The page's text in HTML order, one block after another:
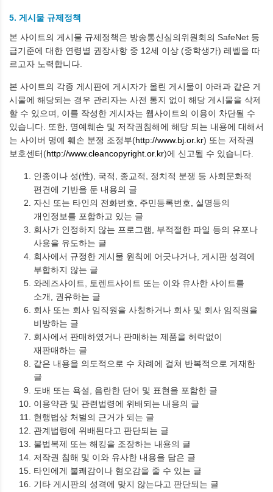
5. 게시물 규제정책
본 사이트의 게시물 규제정책은 방송통신심의위원회의 SafeNet 등
급기준에 대한 연령별 권장사항 중 12세 이상 (중학생가) 레벨을 따
르고자 노력합니다.
본 사이트의 각종 게시판에 게시자가 올린 게시물이 아래과 같은 게
시물에 해당되는 경우 관리자는 사전 통지 없이 해당 게시물을 삭제
할 수 있으며, 이를 작성한 게시자는 웹사이트의 이용이 차단될 수
있습니다. 또한, 명예훼손 및 저작권침해에 해당 되는 내용에 대해서
는 사이버 명예 훼손 분쟁 조정부(http://www.bj.or.kr) 또는 저작권
보호센터(http://www.cleancopyright.or.kr)에 신고될 수 있습니다.
인종이나 성(性), 국적, 종교적, 정치적 분쟁 등 사회문화적
편견에 기반을 둔 내용의 글
자신 또는 타인의 전화번호, 주민등록번호, 실명등의
개인정보를 포함하고 있는 글
회사가 인정하지 않는 프로그램, 부적절한 파일 등의 유포나
사용을 유도하는 글
회사에서 규정한 게시물 원칙에 어긋나거나, 게시판 성격에
부합하지 않는 글
와레즈사이트, 토렌트사이트 또는 이와 유사한 사이트를
소개, 권유하는 글
회사 또는 회사 임직원을 사칭하거나 회사 및 회사 임직원을
비방하는 글
회사에서 판매하였거나 판매하는 제품을 허락없이
재판매하는 글
같은 내용을 의도적으로 수 차례에 걸쳐 반복적으로 게재한
글
도배 또는 욕설, 음란한 단어 및 표현을 포함한 글
이용약관 및 관련법령에 위배되는 내용의 글
현행법상 처벌의 근거가 되는 글
관계법령에 위배된다고 판단되는 글
불법복제 또는 해킹을 조장하는 내용의 글
저작권 침해 및 이와 유사한 내용을 담은 글
타인에게 불쾌감이나 혐오감을 줄 수 있는 글
기타 게시판의 성격에 맞지 않는다고 판단되는 글